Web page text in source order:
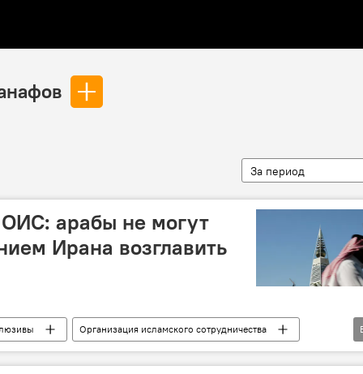
За период
арабы не могут
Ирана возглавить
Организация исламского сотрудничества
конфликт Стамбул
Декларация